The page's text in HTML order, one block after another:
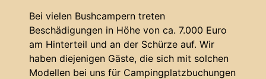
Bei vielen Bushcampern treten
Beschädigungen in Höhe von ca. 7.000 Euro
am Hinterteil und an der Schürze auf. Wir
haben diejenigen Gäste, die sich mit solchen
Modellen bei uns für Campingplatzbuchungen